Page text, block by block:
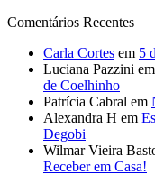
Comentários Recentes
Carla Cortes em 5
Luciana Pazzini em
de Coelhinho
Patrícia Cabral em
Alexandra H em
Degobi
Wilmar Vieira
Receber em Casa!